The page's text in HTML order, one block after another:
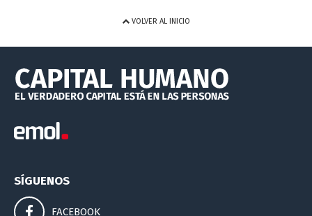
VOLVER AL INICIO
SÍGUENOS
FACEBOOK